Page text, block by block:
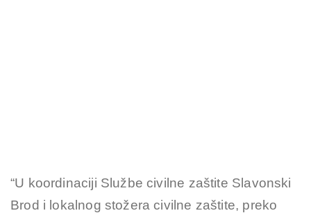
“U koordinaciji Službe civilne zaštite Slavonski
Brod i lokalnog stožera civilne zaštite, preko